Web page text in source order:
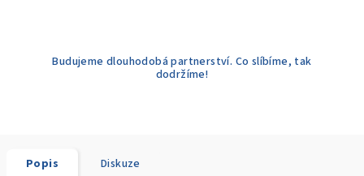
Budujeme dlouhodobá partnerství. Co slíbíme, tak
dodržíme!
Popis Diskuze